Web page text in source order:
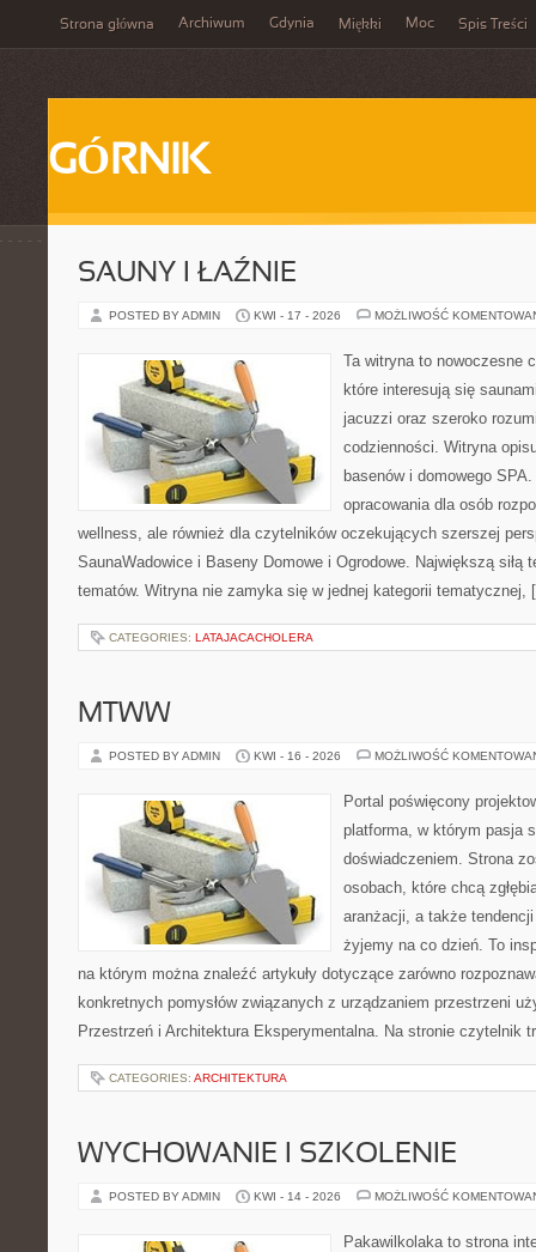
Strona główna Archiwum Gdynia Miękki Moc Spis Treści
GÓRNIK
SAUNY I ŁAŹNIE
POSTED BY ADMIN KWI - 17 - 2026 MOŻLIWOŚĆ
Ta witryna to nowoczesne
które interesują się
jacuzzi oraz szeroko
codzienności. Witryna
basenów i domowego
opracowania dla osób
wellness, ale również dla czytelników oczekujących szerszej
SaunaWadowice i Baseny Domowe i Ogrodowe. Największą siłą
tematów. Witryna nie zamyka się w jednej kategorii
CATEGORIES: LATAJACACHOLERA
MTWW
POSTED BY ADMIN KWI - 16 - 2026 MOŻLIWOŚĆ
Portal poświęcony
platforma, w którym pasja
doświadczeniem. Strona
osobach, które chcą
aranżacji, a także
żyjemy na co dzień. To
na którym można znaleźć artykuły dotyczące zarówno
konkretnych pomysłów związanych z urządzaniem przestrzeni
Przestrzeń i Architektura Eksperymentalna. Na stronie czytelnik
CATEGORIES: ARCHITEKTURA
WYCHOWANIE I SZKOLENIE
POSTED BY ADMIN KWI - 14 - 2026 MOŻLIWOŚĆ
Pakawilkolaka to strona